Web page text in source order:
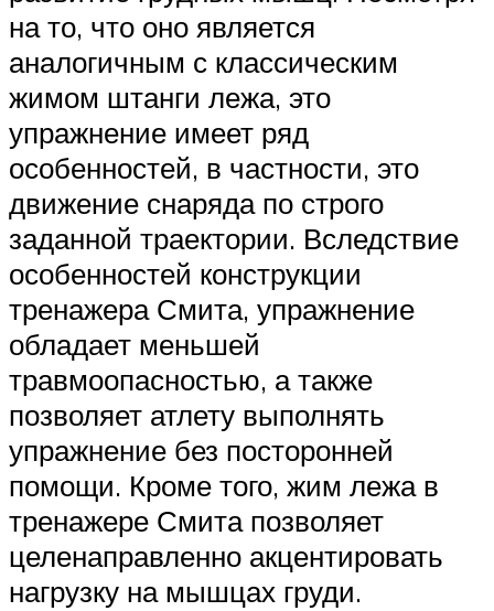
на то, что оно является
аналогичным с классическим
жимом штанги лежа, это
упражнение имеет ряд
особенностей, в частности, это
движение снаряда по строго
заданной траектории. Вследствие
особенностей конструкции
тренажера Смита, упражнение
обладает меньшей
травмоопасностью, а также
позволяет атлету выполнять
упражнение без посторонней
помощи. Кроме того, жим лежа в
тренажере Смита позволяет
целенаправленно акцентировать
нагрузку на мышцах груди.